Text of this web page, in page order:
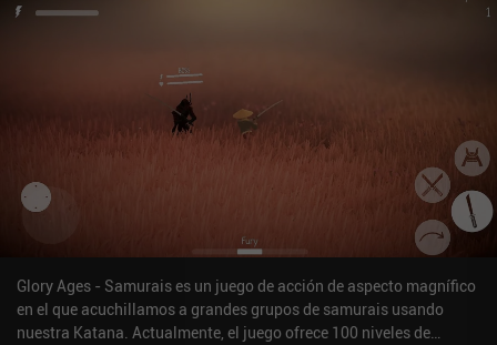
Glory Ages - Samurais es un juego de acción de aspecto magnífico
en el que acuchillamos a grandes grupos de samurais usando
nuestra Katana. Actualmente, el juego ofrece 100 niveles de